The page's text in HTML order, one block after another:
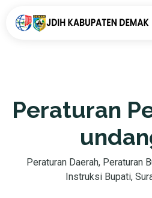
Peraturan
Peraturan Daerah, Peraturan
Instruksi Bupati,